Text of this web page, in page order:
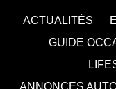
ACTUALITÉS
GUIDE
ANNONCES